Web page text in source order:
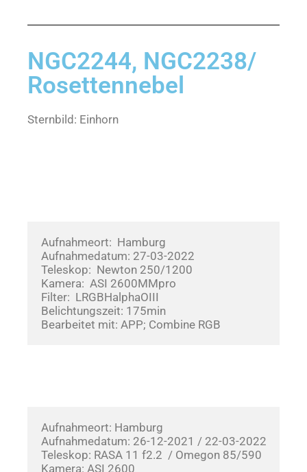
NGC2244, NGC2238/
Rosettennebel
Sternbild: Einhorn
Aufnahmeort:  Hamburg
Aufnahmedatum: 27-03-2022
Teleskop:  Newton 250/1200
Kamera:  ASI 2600MMpro
Filter:  LRGBHalphaOIII
Belichtungszeit: 175min
Bearbeitet mit: APP; Combine RGB
Aufnahmeort: Hamburg
Aufnahmedatum: 26-12-2021 / 22-03-2022
Teleskop: RASA 11 f2.2  / Omegon 85/590
Kamera: ASI 2600